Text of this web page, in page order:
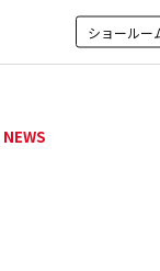
ショールー
NEWS